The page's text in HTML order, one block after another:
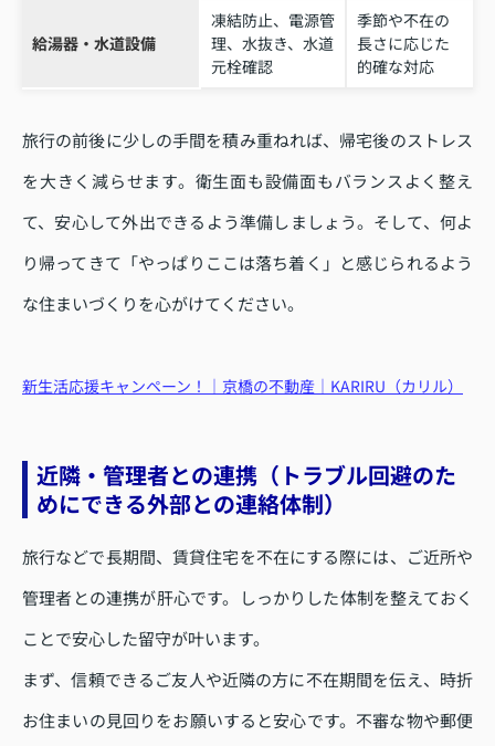
給湯器・水道設備
凍結防止、電源管
理、水抜き、水道
元栓確認
季節や不在の
長さに応じた
的確な対応
旅行の前後に少しの手間を積み重ねれば、帰宅後のストレス
を大きく減らせます。衛生面も設備面もバランスよく整え
て、安心して外出できるよう準備しましょう。そして、何よ
り帰ってきて「やっぱりここは落ち着く」と感じられるよう
な住まいづくりを心がけてください。
新生活応援キャンペーン！｜京橋の不動産｜KARIRU（カリル）
近隣・管理者との連携（トラブル回避のた
めにできる外部との連絡体制）
旅行などで長期間、賃貸住宅を不在にする際には、ご近所や
管理者との連携が肝心です。しっかりした体制を整えておく
ことで安心した留守が叶います。
まず、信頼できるご友人や近隣の方に不在期間を伝え、時折
お住まいの見回りをお願いすると安心です。不審な物や郵便